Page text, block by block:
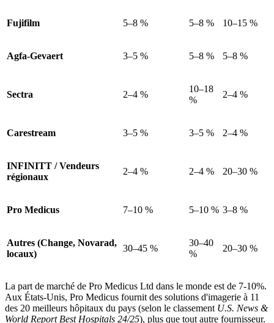
Fujifilm 5–8 % 5–8 % 10–15 %
Agfa-Gevaert 3–5 % 5–8 % 5–8 %
Sectra 2–4 %
10–18
%
2–4 %
Carestream 3–5 % 3–5 % 2–4 %
INFINITT / Vendeurs
régionaux
2–4 % 2–4 % 20–30 %
Pro Medicus 7–10 % 5–10 % 3–8 %
Autres (Change, Novarad,
locaux)
30–45 %
30–40
%
20–30 %
La part de marché de Pro Medicus Ltd dans le monde est de 7-10%.
Aux États-Unis, Pro Medicus fournit des solutions d'imagerie à 11
des 20 meilleurs hôpitaux du pays (selon le classement U.S. News &
World Report Best Hospitals 24/25), plus que tout autre fournisseur.